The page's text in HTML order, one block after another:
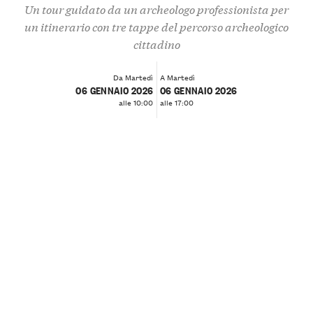
Un tour guidato da un archeologo professionista per
un itinerario con tre tappe del percorso archeologico
cittadino
Da Martedì
06 GENNAIO 2026
alle 10:00
A Martedì
06 GENNAIO 2026
alle 17:00